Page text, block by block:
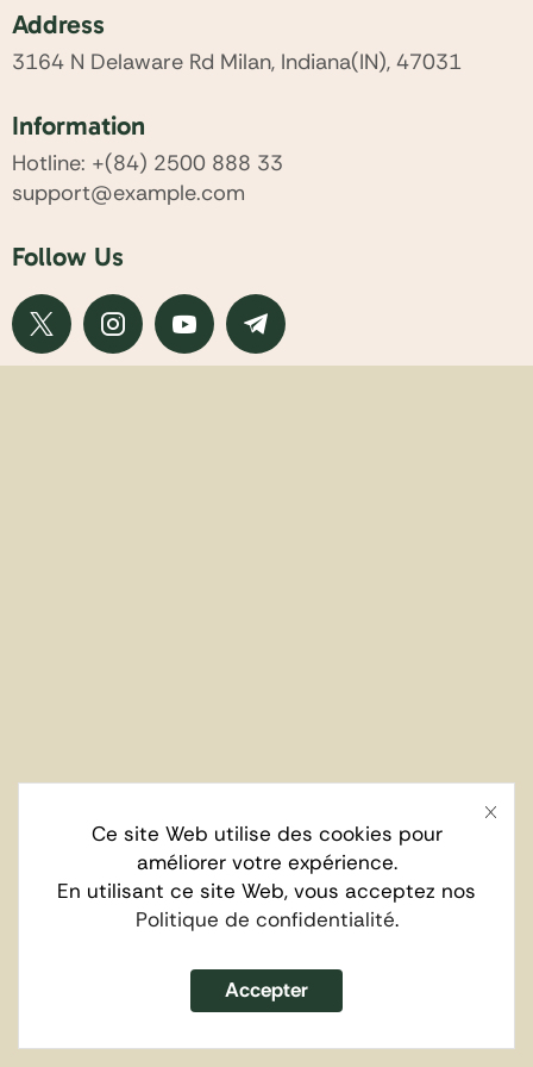
Address
3164 N Delaware Rd Milan, Indiana(IN), 47031
Information
Hotline: +(84) 2500 888 33
support@example.com
Follow Us
Ce site Web utilise des cookies pour
améliorer votre expérience.
En utilisant ce site Web, vous acceptez nos
Politique de confidentialité.
Accepter